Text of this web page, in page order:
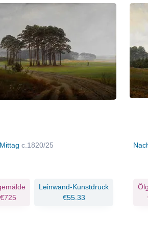
c.1820/25
€725
Leinwand-Kunstdruck
€55.33